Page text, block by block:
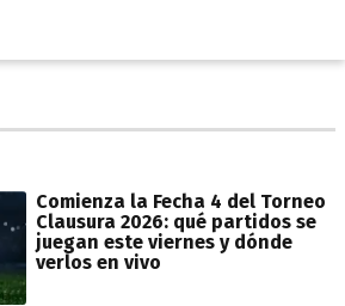
Comienza la Fecha 4 del Torneo
Clausura 2026: qué partidos se
juegan este viernes y dónde
verlos en vivo